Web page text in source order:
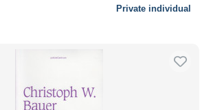
Private individual